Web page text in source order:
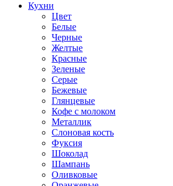
Кухни
Цвет
Белые
Черные
Желтые
Красные
Зеленые
Серые
Бежевые
Глянцевые
Кофе с молоком
Металлик
Слоновая кость
Фуксия
Шоколад
Шампань
Оливковые